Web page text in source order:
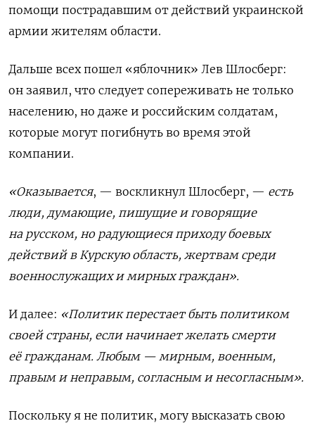
помощи пострадавшим от действий украинской
армии жителям области.
Дальше всех пошел «яблочник» Лев Шлосберг:
он заявил, что следует сопереживать не только
населению, но даже и российским солдатам,
которые могут погибнуть во время этой
компании.
«Оказывается, — воскликнул Шлосберг, — есть
люди, думающие, пишущие и говорящие
на русском, но радующиеся приходу боевых
действий в Курскую область, жертвам среди
военнослужащих и мирных граждан».
И далее: «Политик перестает быть политиком
своей страны, если начинает желать смерти
её гражданам. Любым — мирным, военным,
правым и неправым, согласным и несогласным».
Поскольку я не политик, могу высказать свою